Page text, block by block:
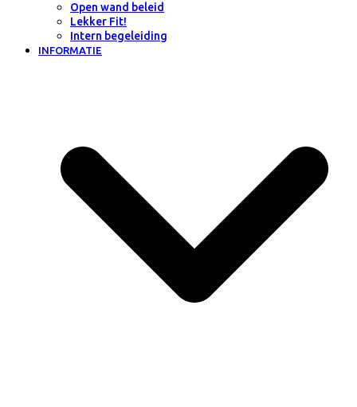
Open wand beleid
Lekker Fit!
Intern begeleiding
INFORMATIE